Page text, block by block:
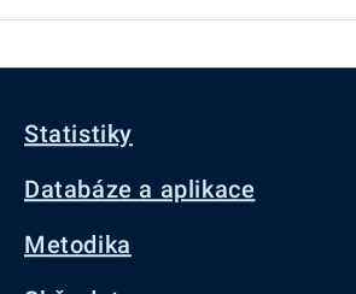
Statistiky
Databáze a aplikace
Metodika